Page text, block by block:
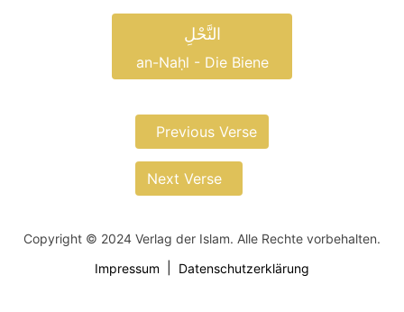
النَّحْلِ
an-Naḥl - Die Biene
Previous Verse
Next Verse
Copyright © 2024 Verlag der Islam. Alle Rechte vorbehalten.
Impressum
Datenschutzerklärung